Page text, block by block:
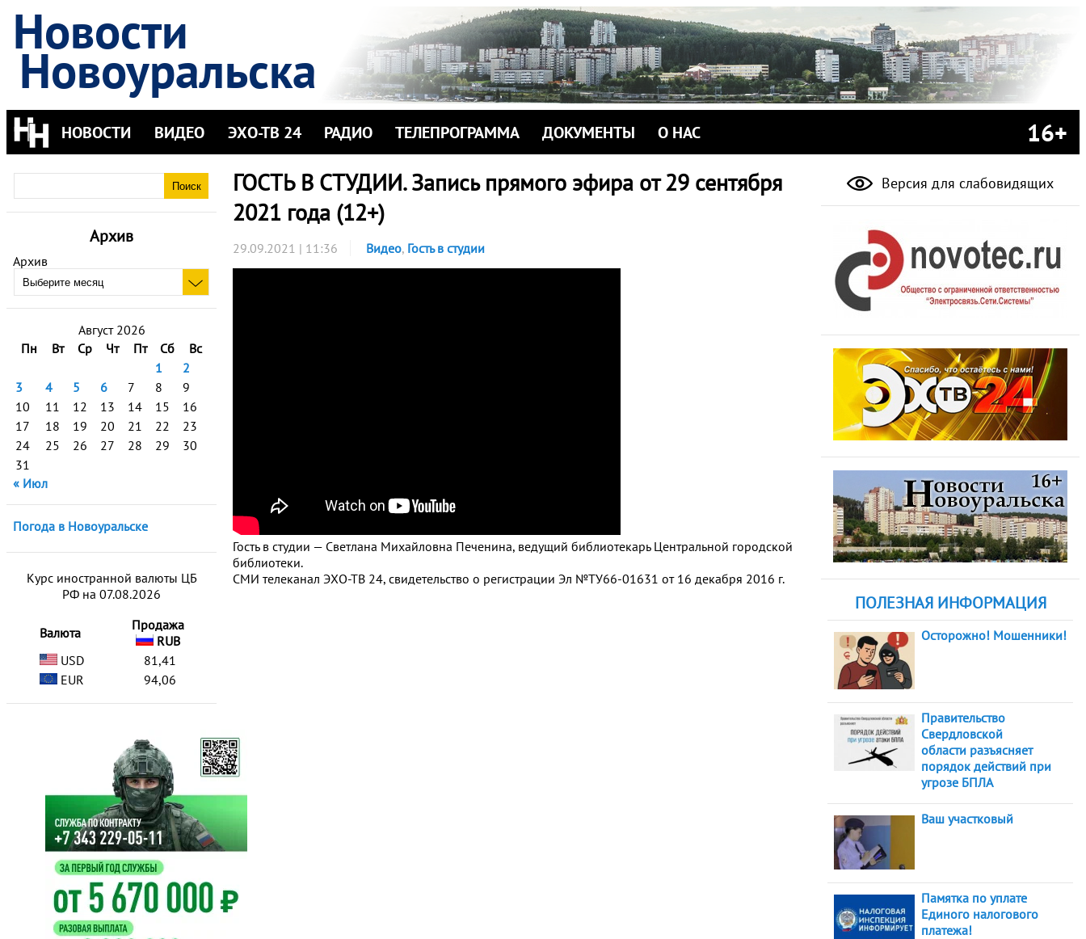
Новости
Новоуральска
НОВОСТИ ВИДЕО ЭХО-ТВ 24 РАДИО ТЕЛЕПРОГРАММА ДОКУМЕНТЫ О НАС 16+
Архив
Архив
Август 2026
Пн
Вт Ср Чт Пт Сб
Вс
1
2
3
4 5 6 7 8
9
10
11 12 13 14 15
16
17
18 19 20 21 22
23
24
25 26 27 28 29
30
31
« Июл
Погода в Новоуральске
Курс иностранной валюты ЦБ
РФ на 07.08.2026
Валюта
Продажа
RUB
USD
81,41
EUR
94,06
ГОСТЬ В СТУДИИ. Запись прямого эфира от 29 сентября
2021 года (12+)
29.09.2021 | 11:36 Видео, Гость в студии
Гость в студии — Светлана Михайловна Печенина, ведущий библиотекарь Центральной городской
библиотеки.
СМИ телеканал ЭХО-ТВ 24, свидетельство о регистрации Эл №ТУ66-01631 от 16 декабря 2016 г.
Версия для слабовидящих
ПОЛЕЗНАЯ ИНФОРМАЦИЯ
Осторожно! Мошенники!
Правительство
Свердловской
области разъясняет
порядок действий при
угрозе БПЛА
Ваш участковый
Памятка по уплате
Единого налогового
платежа!